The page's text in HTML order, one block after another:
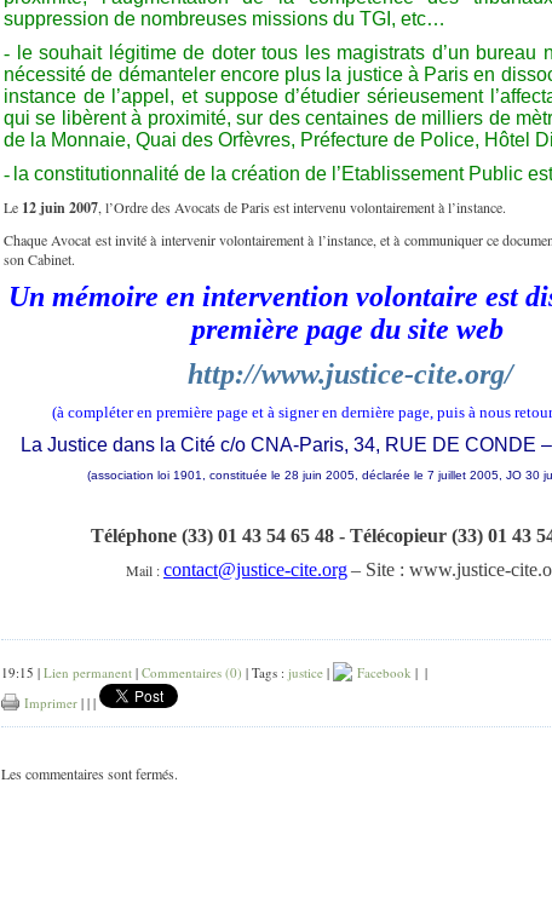
suppression de nombreuses missions du TGI, etc…
- le souhait légitime de doter tous les magistrats d’un bureau
nécessité de démanteler encore plus la justice à Paris en
instance de l’appel, et suppose d’étudier sérieusement
qui se libèrent à proximité, sur des centaines de milliers de
de la Monnaie, Quai des Orfèvres, Préfecture de Police, Hôtel
- la constitutionnalité de la création de l’Etablissement Public
Le 12 juin 2007, l’Ordre des Avocats de Paris est intervenu volontairement à l’instance.
Chaque Avocat est invité à intervenir volontairement à l’instance, et à communiquer ce
son Cabinet.
Un mémoire en intervention volontaire est
première page du site web
http://www.justice-cite.org/
(à compléter en première page et à signer en dernière page, puis à nous
La Justice dans la Cité c/o CNA-Paris, 34, RUE DE CONDE –
(association loi 1901, constituée le 28 juin 2005, déclarée le 7 juillet 2005, JO 30
Téléphone (33) 01 43 54 65 48 - Télécopieur (33) 01 43
Mail :contact@justice-cite.org– Site : www.justice-
19:15 | Lien permanent | Commentaires (0) | Tags : justice | Facebook | |
Imprimer | | |
Les commentaires sont fermés.